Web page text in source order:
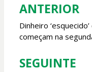
Navegação
de
Post
ANTERIOR
Dinheiro
começam na
SEGUINTE